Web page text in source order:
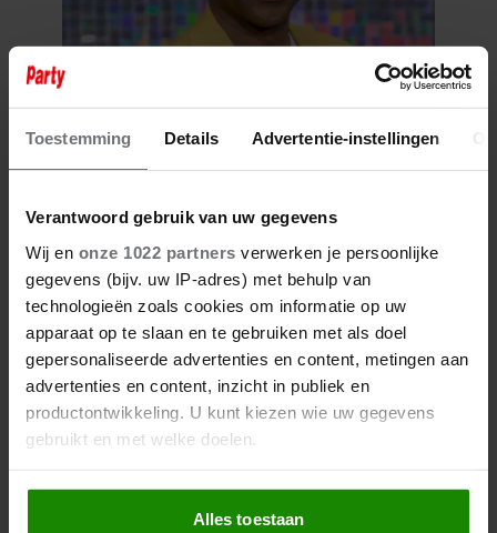
Toestemming Details Advertentie-instellingen
Verantwoord gebruik van uw gegevens
Wij en onze 1022 partners verwerken je persoonlijke
gegevens (bijv. uw IP-adres) met behulp van
technologieën zoals cookies om informatie op uw
apparaat op te slaan en te gebruiken met als doel
gepersonaliseerde advertenties en content, metingen aan
advertenties en content, inzicht in publiek en
productontwikkeling. U kunt kiezen wie uw gegevens
gebruikt en met welke doelen.
Als u het toestaat, willen we ook graag:
Informatie verzamelen over uw geografische
Alles toestaan
5 augustus 2026
DIT ZAL HUMBERTO TAN
NOOIT MEER VERGETEN AAN
ZIJN VAKANTIE..